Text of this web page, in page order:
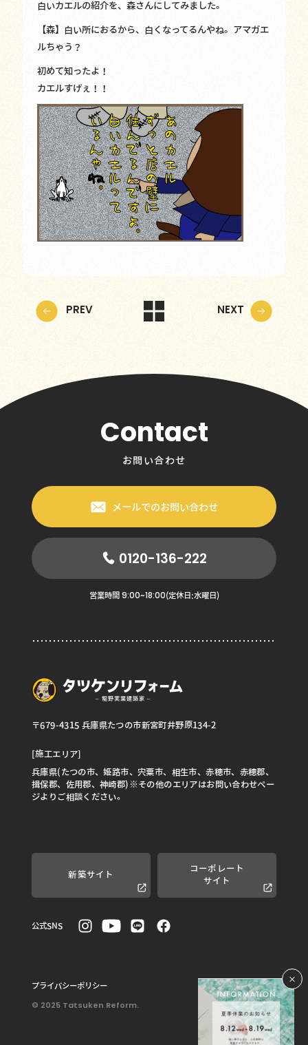
白いカエルの紹介を、森さんにしてみました。
【森】白い所におるから、白くなってるんやね。アマガエ
ルちゃう？
初めて知ったよ！
カエルすげぇ！！
PREV NEXT
Contact
お問い合わせ
メールでのお問い合わせ
0120-136-222
営業時間 9:00~18:00(定休日:水曜日)
〒679-4315 兵庫県たつの市新宮町井野原134-2
[施工エリア]
兵庫県(たつの市、姫路市、宍粟市、相生市、赤穂市、赤穂郡、
揖保郡、佐用郡、神崎郡)※その他のエリアはお問い合わせペー
ジよりご相談ください。
新築サイト
コーポレート
サイト
公式SNS
プライバシーポリシー
© 2025 Tatsuken Reform.